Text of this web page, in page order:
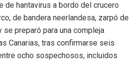
de hantavirus a bordo del crucero
de bandera neerlandesa, zarpó de
se preparó para una compleja
Canarias, tras confirmarse seis
ocho sospechosos, incluidos